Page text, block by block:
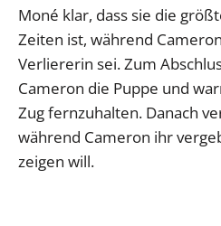
Moné klar, dass sie die
Zeiten ist, während
Verliererin sei. Zum
Cameron die Puppe und
Zug fernzuhalten. Danach
während Cameron ihr
zeigen will.